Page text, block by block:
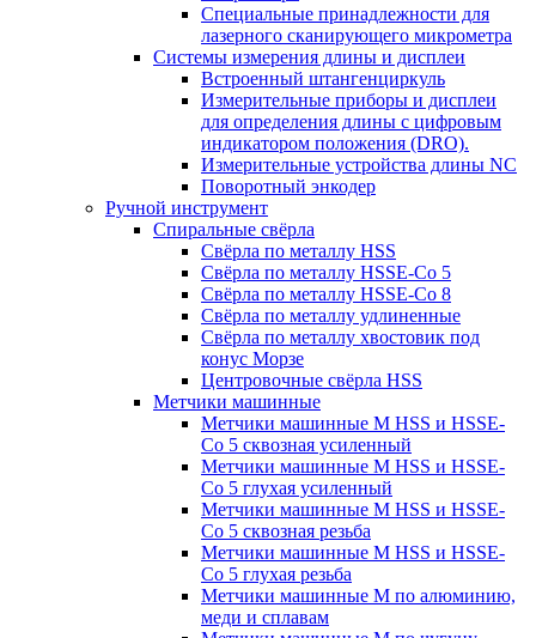
Специальные принадлежности для
лазерного сканирующего микрометра
Системы измерения длины и дисплеи
Встроенный штангенциркуль
Измерительные приборы и дисплеи
для определения длины с цифровым
индикатором положения (DRO).
Измерительные устройства длины NC
Поворотный энкодер
Ручной инструмент
Спиральные свёрла
Свёрла по металлу HSS
Свёрла по металлу HSSE-Co 5
Свёрла по металлу HSSE-Co 8
Свёрла по металлу удлиненные
Свёрла по металлу хвостовик под
конус Морзе
Центровочные свёрла HSS
Метчики машинные
Метчики машинные M HSS и HSSE-
Co 5 сквозная усиленный
Метчики машинные M HSS и HSSE-
Co 5 глухая усиленный
Метчики машинные M HSS и HSSE-
Co 5 сквозная резьба
Метчики машинные M HSS и HSSE-
Co 5 глухая резьба
Метчики машинные M по алюминию,
меди и сплавам